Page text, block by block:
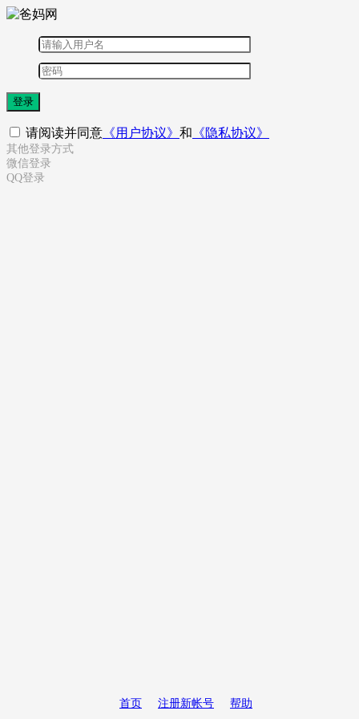
登录
请阅读并同意 《用户协议》 和 《隐私协议》
其他登录方式
微信登录
QQ登录
首页 注册新帐号 帮助